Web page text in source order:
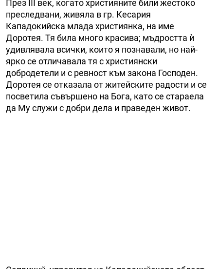
През III век, когато християните били жестоко
преследвани, живяла в гр. Кесария
Кападокийска млада християнка, на име
Доротея. Тя била много красива; мъдростта ѝ
удивлявала всички, които я познавали, но най-
ярко се отличавала тя с християнски
добродетели и с ревност към закона Господен.
Доротея се отказала от житейските радости и се
посветила съвършено на Бога, като се стараела
да Му служи с добри дела и праведен живот.